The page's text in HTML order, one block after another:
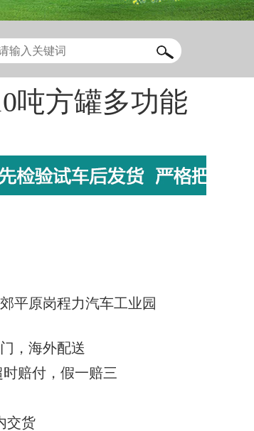
吨方罐多功能
平原岗程力汽车工业园
，海外配送
赔付，假一赔三
交货